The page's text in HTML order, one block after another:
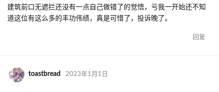
建筑前口无遮拦还没有一点自己做错了的觉悟，亏我一开始还不知
道这位有这么多的丰功伟绩，真是可惜了，投诉晚了。
回复
toastbread 2023年1月1日